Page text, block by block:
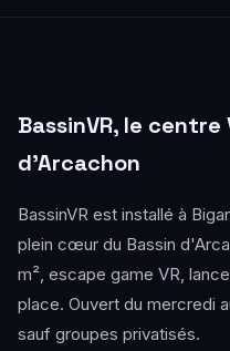
BassinVR, le centre
d'Arcachon
BassinVR est installé à
plein cœur du Bassin
m², escape game VR,
place. Ouvert du mercredi
sauf groupes privatisés.